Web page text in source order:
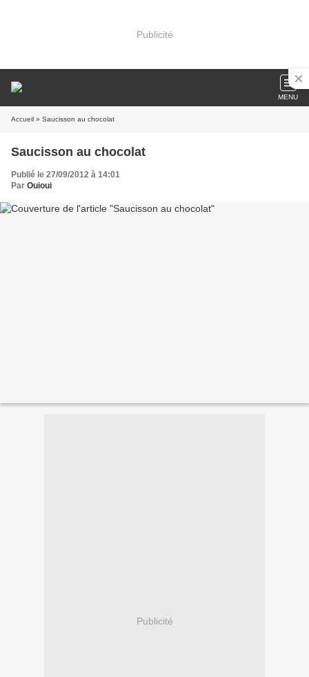
Publicité
MENU
Accueil » Saucisson au chocolat
Saucisson au chocolat
Publié le 27/09/2012 à 14:01
Par Ouioui
Publicité